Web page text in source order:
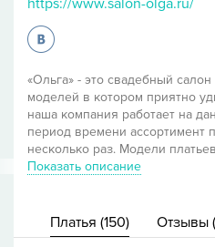
https://www.salon-olga.ru/
«Ольга» - это свадебный
моделей в котором приятно
наша компания работает на
период времени ассортимент
несколько раз. Модели
Показать описание
Платья (150) Отзывы (